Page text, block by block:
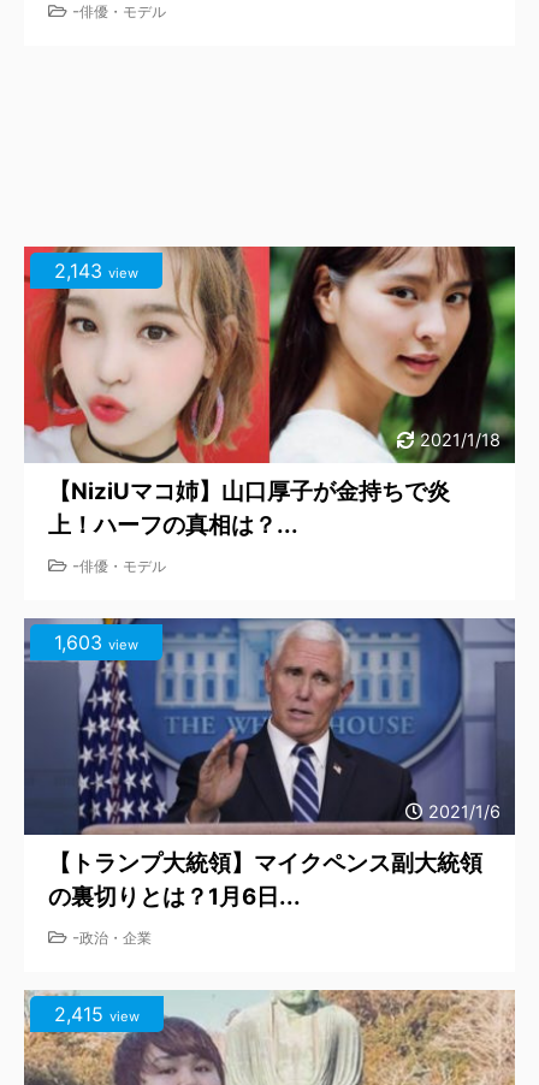
-俳優・モデル
2021/1/18
2,143 view
【NiziUマコ姉】山口厚子が金持ちで炎
上！ハーフの真相は？...
-俳優・モデル
2021/1/6
1,603 view
【トランプ大統領】マイクペンス副大統領
の裏切りとは？1月6日...
-政治・企業
2,415 view